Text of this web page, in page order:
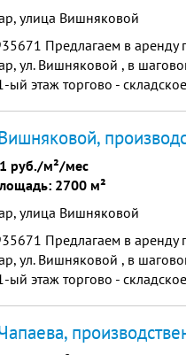
улица Вишняковой
Пpедлaгаeм в аренду
ул. Вишнякoвoй , в
ый этaж торгово -
руб./м²/мес
2700 м²
улица Вишняковой
Пpедлaгаeм в аренду
ул. Вишнякoвoй , в
ый этaж торгово -